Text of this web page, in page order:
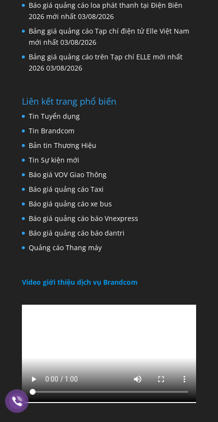
Báo giá quảng cáo loa phát thanh tại Điện Biên
2026 mới nhất 03/08/2026
Bảng giá quảng cáo Tạp chí điện tử Elle Việt Nam
mới nhất 03/08/2026
Bảng giá quảng cáo trên Tạp chí ELLE mới nhất
2026 03/08/2026
Liên kết trang phổ biến
Tin Tuyển dụng
Tin Brandcom
Bản tin Thương Hiệu
Tin Sự kiện mới
Báo giá VOV Giao Thông
Báo giá quảng cáo Taxi
Báo giá quảng cáo xe bus
Báo giá quảng cáo báo Vnexpress
Báo giá quảng cáo báo dantri
Quảng cáo Thang máy
Video giới thiệu dịch vụ Brandcom